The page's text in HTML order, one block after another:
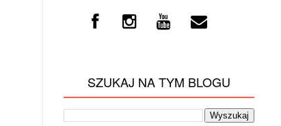
SZUKAJ NA TYM BLOGU